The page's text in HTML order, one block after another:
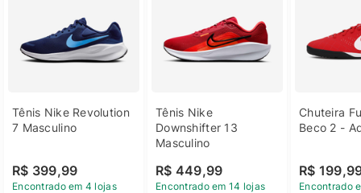
Tênis Nike Revolution
7 Masculino
R$ 399,99
Encontrado em 4 lojas
Tênis Nike
Downshifter 13
Masculino
R$ 449,99
Encontrado em 14 lojas
Chuteira
Beco 2 -
R$
Encontrado